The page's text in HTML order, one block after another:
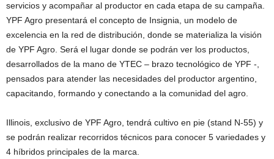
servicios y acompañar al productor en cada etapa de su campaña.
YPF Agro presentará el concepto de Insignia, un modelo de
excelencia en la red de distribución, donde se materializa la visión
de YPF Agro. Será el lugar donde se podrán ver los productos,
desarrollados de la mano de YTEC – brazo tecnológico de YPF -,
pensados para atender las necesidades del productor argentino,
capacitando, formando y conectando a la comunidad del agro.
Illinois, exclusivo de YPF Agro, tendrá cultivo en pie (stand N-55) y
se podrán realizar recorridos técnicos para conocer 5 variedades y
4 híbridos principales de la marca.